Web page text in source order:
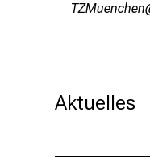
KLOfiuyziu
Aktuelles